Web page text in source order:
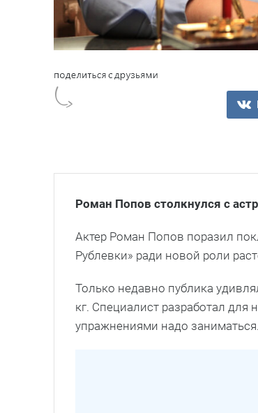
Роман Попов столкнулся с
Актер Роман Попов поразил
Рублевки» ради новой роли
Только недавно публика
кг. Специалист разработал
упражнениями надо